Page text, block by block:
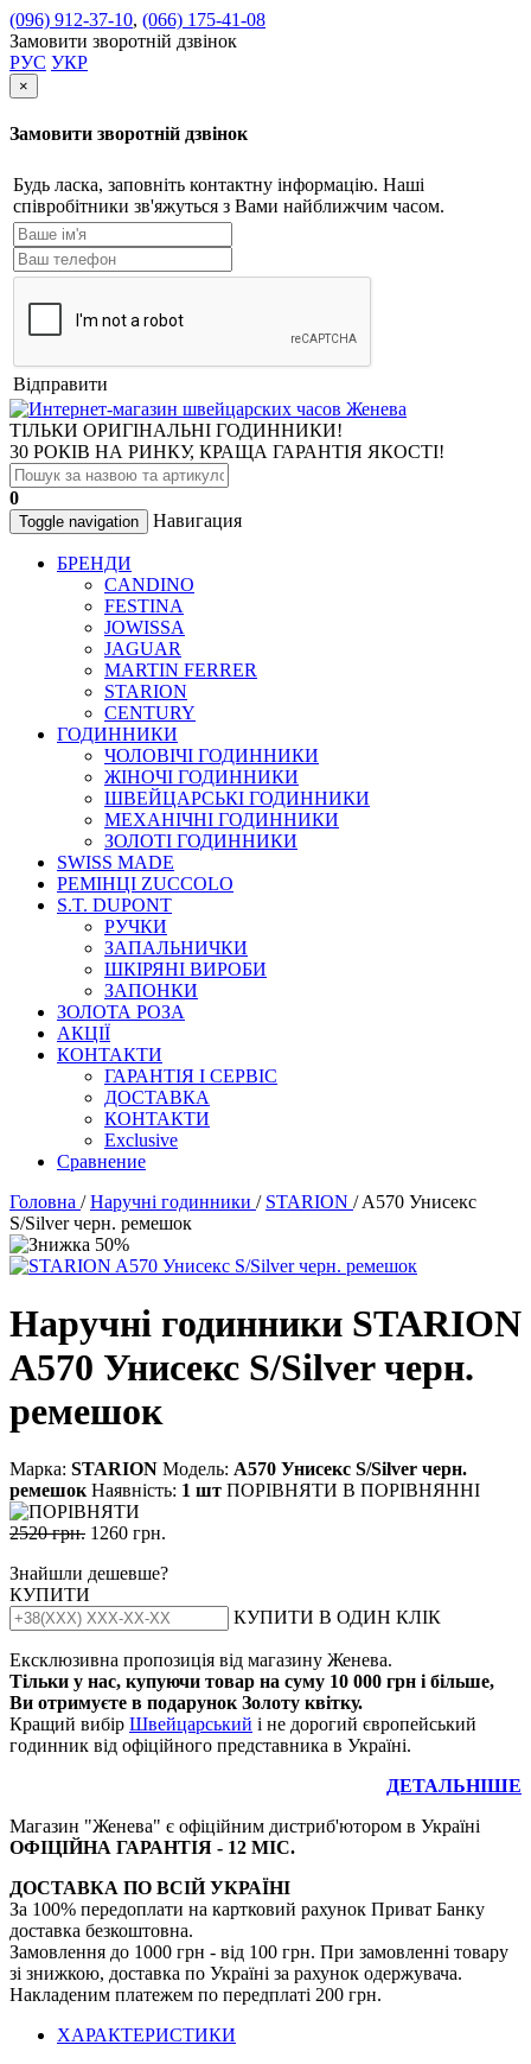
(096) 912-37-10, (066) 175-41-08
Замовити зворотній дзвінок
РУС УКР
×
Замовити зворотній дзвінок
Будь ласка, заповніть контактну інформацію. Наші
співробітники зв'яжуться з Вами найближчим часом.
Відправити
ТІЛЬКИ ОРИГІНАЛЬНІ ГОДИННИКИ!
30 РОКІВ НА РИНКУ, КРАЩА ГАРАНТІЯ ЯКОСТІ!
0
Toggle navigation Навигация
БРЕНДИ
CANDINO
FESTINA
JOWISSA
JAGUAR
MARTIN FERRER
STARION
CENTURY
ГОДИННИКИ
ЧОЛОВІЧІ ГОДИННИКИ
ЖІНОЧІ ГОДИННИКИ
ШВЕЙЦАРСЬКІ ГОДИННИКИ
МЕХАНІЧНІ ГОДИННИКИ
ЗОЛОТІ ГОДИННИКИ
SWISS MADE
РЕМІНЦІ ZUCCOLO
S.T. DUPONT
РУЧКИ
ЗАПАЛЬНИЧКИ
ШКІРЯНІ ВИРОБИ
ЗАПОНКИ
ЗОЛОТА РОЗА
АКЦІЇ
КОНТАКТИ
ГАРАНТІЯ І СЕРВІС
ДОСТАВКА
КОНТАКТИ
Exclusive
Сравнение
Головна /Наручні годинники / STARION / A570 Унисекс
S/Silver черн. ремешок
Наручні годинники STARION
A570 Унисекс S/Silver черн.
ремешок
Марка: STARION Модель: А570 Унисекс S/Silvеr черн.
ремешок Наявність: 1 шт ПОРІВНЯТИ В ПОРІВНЯННІ
2520 грн. 1260 грн.
Знайшли дешевше?
КУПИТИ
КУПИТИ В ОДИН КЛІК
Ексклюзивна пропозиція від магазину Женева.
Тільки у нас, купуючи товар на суму 10 000 грн і більше,
Ви отримуєте в подарунок Золоту квітку.
Кращий вибір Швейцарський і не дорогий європейський
годинник від офіційного представника в Україні.
ДЕТАЛЬНІШЕ
Магазин "Женева" є офіційним дистриб'ютором в Україні
ОФІЦІЙНА ГАРАНТІЯ - 12 МІС.
ДОСТАВКА ПО ВСІЙ УКРАЇНІ
За 100% передоплати на картковий рахунок Приват Банку
доставка безкоштовна.
Замовлення до 1000 грн - від 100 грн. При замовленні товару
зі знижкою, доставка по Україні за рахунок одержувача.
Накладеним платежем по передплаті 200 грн.
ХАРАКТЕРИСТИКИ